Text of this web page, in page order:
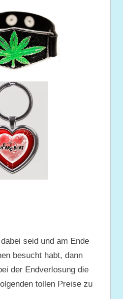
seid und am Ende
besucht habt, dann
der Endverlosung die
tollen Preise zu